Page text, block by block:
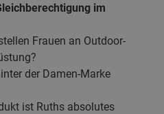
im
Frauen an Outdoor-
der Damen-Marke
ist Ruths absolutes